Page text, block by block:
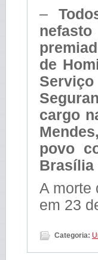
–
de
cargo
povo
Brasília
A morte
em 23
Categoria: